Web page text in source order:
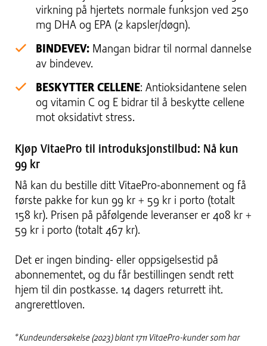
virkning på hjertets normale funksjon ved 250
mg DHA og EPA (2 kapsler/døgn).
BINDEVEV: Mangan bidrar til normal dannelse
av bindevev.
BESKYTTER CELLENE: Antioksidantene selen
og vitamin C og E bidrar til å beskytte cellene
mot oksidativt stress.
Kjøp VitaePro til introduksjonstilbud: Nå kun
99 kr
Nå kan du bestille ditt VitaePro-abonnement og få
første pakke for kun 99 kr + 59 kr i porto (totalt
158 kr). Prisen på påfølgende leveranser er 408 kr +
59 kr i porto (totalt 467 kr).
Det er ingen binding- eller oppsigelsestid på
abonnementet, og du får bestillingen sendt rett
hjem til din postkasse. 14 dagers returrett iht.
angrerettloven.
*Kundeundersøkelse (2023) blant 1711 VitaePro-kunder som har